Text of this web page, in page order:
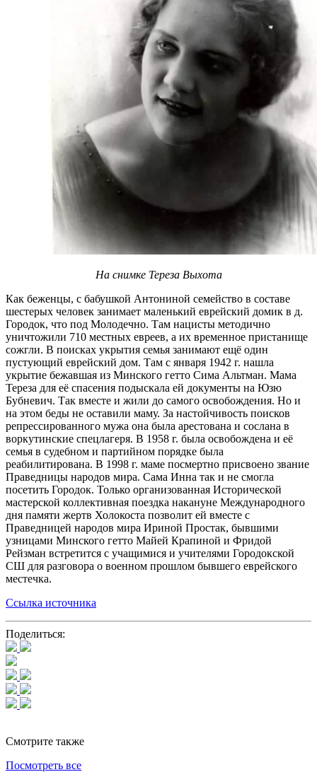
На снимке Тереза Выхота
Как беженцы, с бабушкой Антониной семейство в составе
шестерых человек занимает маленький еврейский домик в д.
Городок, что под Молодечно. Там нацисты методично
уничтожили 710 местных евреев, а их временное пристанище
сожгли. В поисках укрытия семья занимают ещё один
пустующий еврейский дом. Там с января 1942 г. нашла
укрытие бежавшая из Минского гетто Сима Альтман. Мама
Тереза для её спасения подыскала ей документы на Юзю
Бубневич. Так вместе и жили до самого освобождения. Но и
на этом беды не оставили маму. За настойчивость поисков
репрессированного мужа она была арестована и сослана в
воркутинские спецлагеря. В 1958 г. была освобождена и её
семья в судебном и партийном порядке была
реабилитирована. В 1998 г. маме посмертно присвоено звание
Праведницы народов мира. Сама Инна так и не смогла
посетить Городок. Только организованная Исторической
мастерской коллективная поездка накануне Международного
дня памяти жертв Холокоста позволит ей вместе с
Праведницей народов мира Ириной Простак, бывшими
узницами Минского гетто Майей Крапиной и Фридой
Рейзман встретится с учащимися и учителями Городокской
СШ для разговора о военном прошлом бывшего еврейского
местечка.
Ссылка источника
Поделиться:
Смотрите также
Посмотреть все